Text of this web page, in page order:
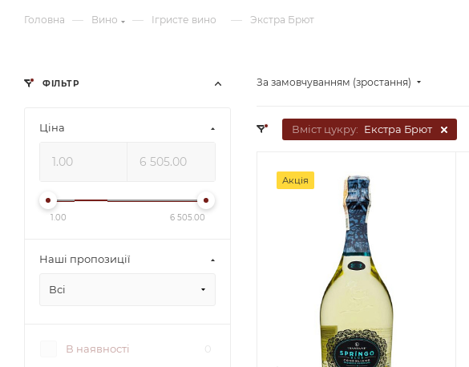
Головна — Вино — Ігристе вино — Экстра Брют
За замовчуванням (зростання)
Вміст цукру: Екстра Брют
Акція
ФІЛЬТР
Ціна
1.00 6 505.00
Наші пропозиції
Всі
В наявності 0